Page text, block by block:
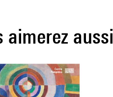
aimerez aussi